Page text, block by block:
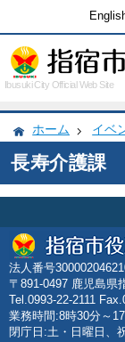
Ibusuki City Official Web Site
ホーム イベ
長寿介護課
法人番号
〒891-0497 鹿児島県
Tel.0993-22-2111
業務時間:8時30分～
閉庁日:土・日曜日、